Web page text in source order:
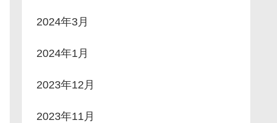
2024年3月
2024年1月
2023年12月
2023年11月